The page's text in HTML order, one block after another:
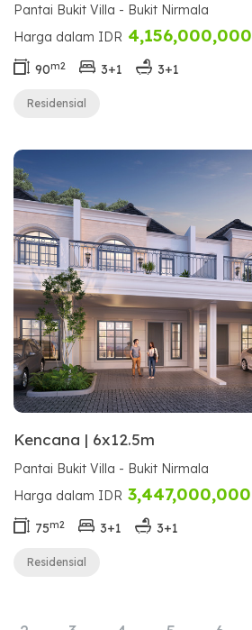
Pantai Bukit Villa - Bukit Nirmala
Harga dalam IDR 4,156,000,000
90m2 3+1 3+1
Residensial
Kencana | 6x12.5m
Pantai Bukit Villa - Bukit Nirmala
Harga dalam IDR 3,447,000,000
75m2 3+1 3+1
Residensial